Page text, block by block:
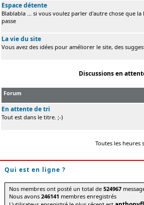
Espace détente
Blablabla ... si vous voulez parler d'autre chose que la
passe
La vie du site
Vous avez des idées pour améliorer le site, des
Discussions en
Forum
En attente de tri
Tout est dans le titre. ;-)
Toutes les heures
Qui est en ligne ?
Nos membres ont posté un total de524967
Nous avons246141 membres enregistrés